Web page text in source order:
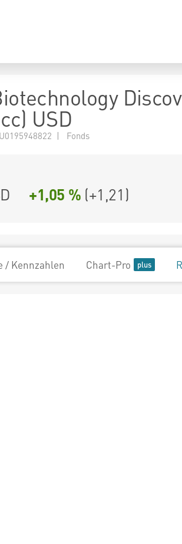
USD
| Fonds
+1,05 % (+1,21)
/ Kennzahlen Chart-Pro